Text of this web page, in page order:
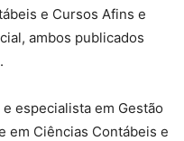
e Cursos Afins e
ambos publicados
especialista em Gestão
em Ciências Contábeis e